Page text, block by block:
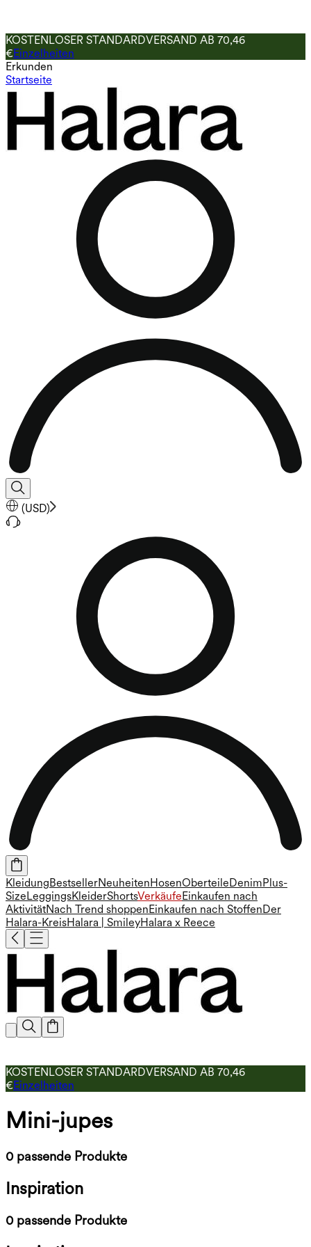
KOSTENLOSER STANDARDVERSAND AB 70,46
€Einzelheiten
Erkunden
Startseite
(USD)
KleidungBestsellerNeuheitenHosenOberteileDenimPlus-
SizeLeggingsKleiderShortsVerkäufeEinkaufen nach
AktivitätNach Trend shoppenEinkaufen nach StoffenDer
Halara-KreisHalara | SmileyHalara x Reece
KOSTENLOSER STANDARDVERSAND AB 70,46
€Einzelheiten
Mini-jupes
0 passende Produkte
Inspiration
0 passende Produkte